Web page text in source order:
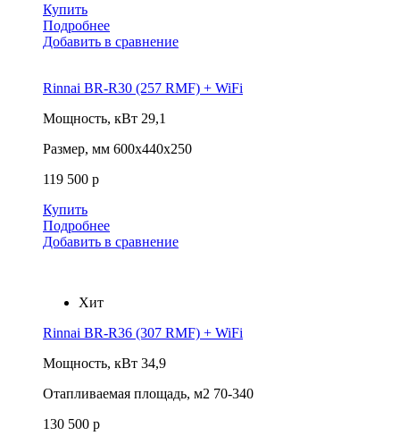
Купить
Подробнее
Добавить в сравнение
Rinnai BR-R30 (257 RMF) + WiFi
Мощность, кВт 29,1
Размер, мм 600x440x250
119 500 р
Купить
Подробнее
Добавить в сравнение
Хит
Rinnai BR-R36 (307 RMF) + WiFi
Мощность, кВт 34,9
Отапливаемая площадь, м2 70-340
130 500 р